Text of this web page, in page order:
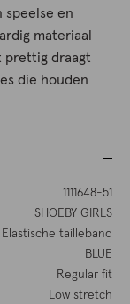
speelse en
materiaal
prettig draagt
die houden
1111648-51
SHOEBY GIRLS
Elastische tailleband
BLUE
Regular fit
Low stretch